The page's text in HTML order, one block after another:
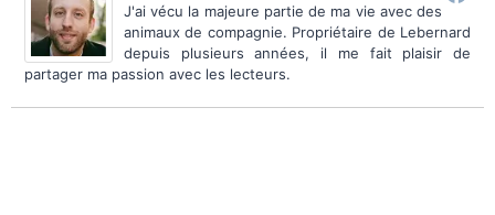
J'ai vécu la majeure partie de ma vie avec des
animaux de compagnie. Propriétaire de Lebernard
depuis plusieurs années, il me fait plaisir de
partager ma passion avec les lecteurs.